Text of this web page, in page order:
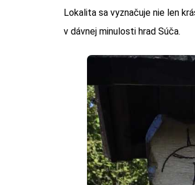
Lokalita sa vyznačuje nie len
v dávnej minulosti hrad Súča.